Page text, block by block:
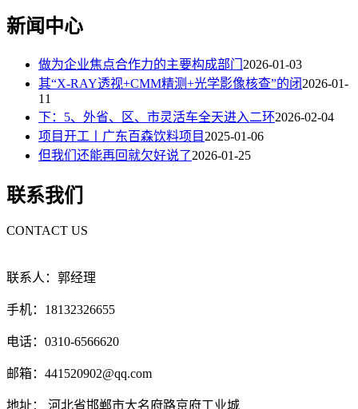
新闻中心
做为企业焦点合作力的主要构成部门 2026-01-03
其“X-RAY透视+CMM精测+光学影像核查”的闭2026-01-
11
下：5、外省、区、市灵活车全天进入二环2026-02-04
项目开工丨广东百森饮料项目2025-01-06
但我们还能再回就欠好说了2026-01-25
联系我们
CONTACT US
联系人：郭经理
手机：18132326655
电话：0310-6566620
邮箱：441520902@qq.com
地址： 河北省邯郸市大名府路京府工业城